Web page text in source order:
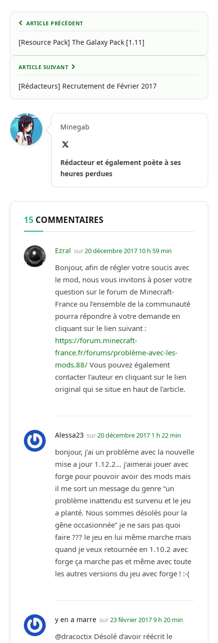
ARTICLE PRÉCÉDENT
[Resource Pack] The Galaxy Pack [1.11]
ARTICLE SUIVANT
[Rédacteurs] Recrutement de Février 2017
Minegab
Rédacteur et également poète à ses
heures perdues
15 COMMENTAIRES
Ezral sur20 décembre 2017 10 h 59 min
Bonjour, afin de régler votre soucis avec
le mod, nous vous invitons à poser votre
question sur le forum de Minecraft-
France ou l’ensemble de la communauté
pourra répondre à votre demande en
cliquant sur le lien suivant :
https://forum.minecraft-
france.fr/forums/problème-avec-les-
mods.88/ Vous pouvez également
contacter l’auteur en cliquant sur le lien
original qui se situe en haut de l’article.
Alessa23 sur20 décembre 2017 1 h 22 min
bonjour, j’ai un problème avec la nouvelle
mise a jour 1.12.2… j’aimerai jouer avec
forge pour pouvoir avoir des mods mais
il me sort un message du genre “un
problème inattendu est survenu et le jeu
a planté. Nous sommes désolés pour la
gêne occasionnée” je ne sais pas quoi
faire ??? le jeu en lui même marche mais
quand je veux retournée en 1.10.2 avec
forge ça marche pas et même avec toute
les autres versions du jeu avec forge ! :-(
y en a marre sur23 février 2017 9 h 20 min
@dracoctix Désolé d’avoir réécrit le